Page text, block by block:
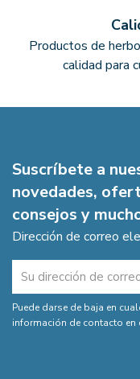
Productos de
calidad para
Suscríbete a
novedades,
consejos y
Dirección de correo
Puede darse de baja en
información de contacto en